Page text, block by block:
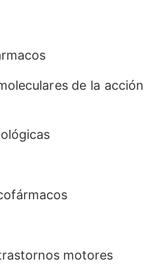
de la acción
motores